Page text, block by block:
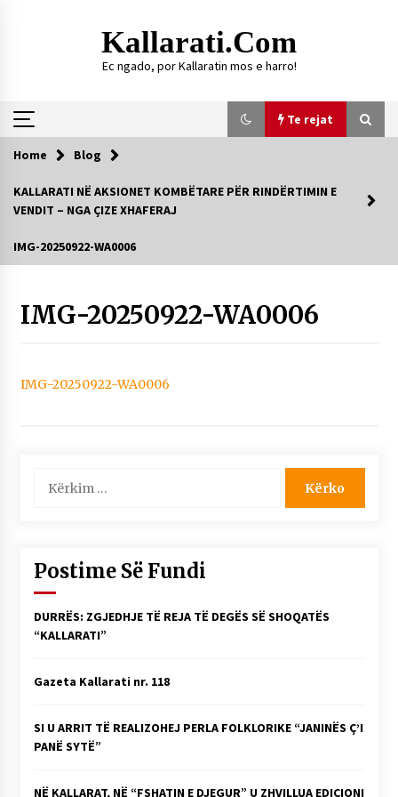
Kallarati.com
Ec ngado, por Kallaratin mos e harro!
Te rejat
Te rejat
DURRËS: ZGJEDHJE TË REJA TË DEGËS SË
16/07/2026
07/07/2026
06/06/2026
28/01/2026
Mbi kockat e martirëve ngrihet Atdheu
17/10/2025
14/10/2025
Faksimilet e një 83 vjetori lufte: Çfarë shkruan
Vexhi Buharaja për Heroin e Popullit, Mumin
Selami.
Home Blog
KALLARATI NË AKSIONET KOMBËTARE PËR RINDËRTIMIN E
VENDIT – NGA ÇIZE XHAFERAJ
IMG-20250922-WA0006
IMG-20250922-WA0006
IMG-20250922-WA0006
për:
Postime Së Fundi
DURRËS: ZGJEDHJE TË REJA TË DEGËS SË SHOQATËS
“KALLARATI”
Gazeta Kallarati nr. 118
SI U ARRIT TË REALIZOHEJ PERLA FOLKLORIKE “JANINËS Ç’I
PANË SYTË”
NË KALLARAT, NË “FSHATIN E DJEGUR” U ZHVILLUA EDICIONI